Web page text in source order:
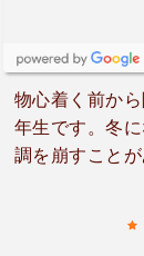
物心着く前か
年生です。冬
調を崩すこと
るほど家族で